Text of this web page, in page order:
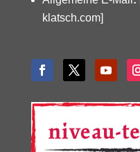
klatsch.com]